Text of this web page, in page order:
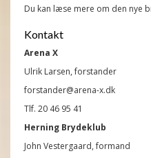
Du kan læse mere om den nye
Kontakt
Arena X
Ulrik Larsen, forstander
forstander@arena-x.dk
Tlf. 20 46 95 41
Herning Brydeklub
John Vestergaard, formand